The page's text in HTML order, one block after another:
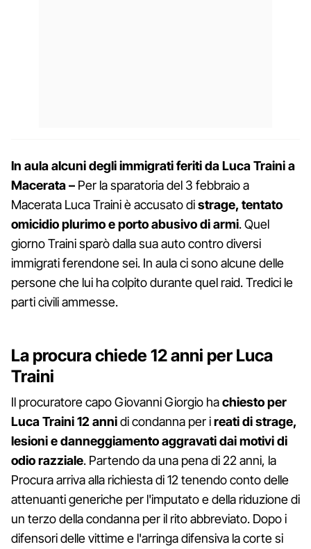
In aula alcuni degli immigrati feriti da Luca Traini a
Macerata – Per la sparatoria del 3 febbraio a
Macerata Luca Traini è accusato distrage, tentato
omicidio plurimo e porto abusivo di armi. Quel
giorno Traini sparò dalla sua auto contro diversi
immigrati ferendone sei. In aula ci sono alcune delle
persone che lui ha colpito durante quel raid. Tredici le
parti civili ammesse.
La procura chiede 12 anni per Luca
Traini
Il procuratore capo Giovanni Giorgio hachiesto per
Luca Traini 12 annidi condanna per ireati di strage,
lesioni e danneggiamento aggravati dai motivi di
odio razziale. Partendo da una pena di 22 anni, la
Procura arriva alla richiesta di 12 tenendo conto delle
attenuanti generiche per l'imputato e della riduzione di
un terzo della condanna per il rito abbreviato. Dopo i
difensori delle vittime e l'arringa difensiva la corte si